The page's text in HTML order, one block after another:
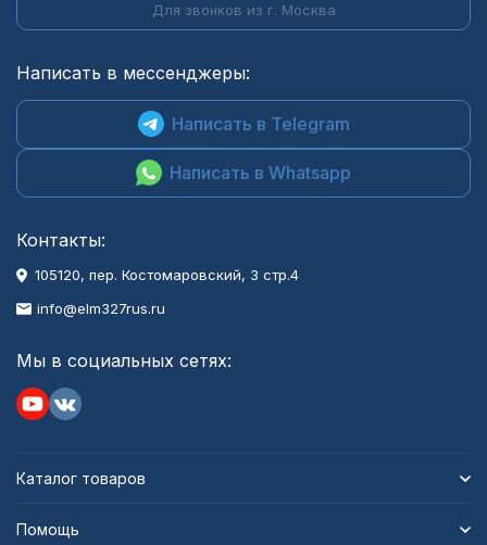
Для звонков из г. Москва
Написать в мессенджеры:
Написать в Telegram
Написать в Whatsapp
Контакты:
105120, пер. Костомаровский, 3 стр.4
info@elm327rus.ru
Мы в социальных сетях:
Каталог товаров
Помощь